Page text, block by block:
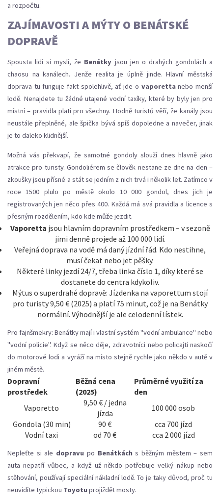
a rozpočtu.
ZAJÍMAVOSTI A MÝTY O BENÁTSKÉ
DOPRAVĚ
Spousta lidí si myslí, že Benátky jsou jen o drahých gondolách a
chaosu na kanálech. Jenže realita je úplně jinde. Hlavní městská
doprava tu funguje fakt spolehlivě, ať jde o vaporettanebo menší
lodě. Nenajdete tu žádné utajené vodní taxíky, které by byly jen pro
místní – pravidla platí pro všechny. Hodně turistů věří, že kanály jsou
neustále přeplněné, ale špička bývá spíš dopoledne a navečer, jinak
je to daleko klidnější.
Možná vás překvapí, že samotné gondoly slouží dnes hlavně jako
atrakce pro turisty. Gondoliérem se člověk nestane ze dne na den –
zkoušky jsou přísné a stát se jedním z nich trvá i několik let. Zatímco v
roce 1500 plulo po městě okolo 10 000 gondol, dnes jich je
registrovaných jen něco přes 400. Každá má svá pravidla a licence s
přesným rozdělením, kdo kde může jezdit.
Vaporetta jsou hlavním dopravním prostředkem – v sezoně
jimi denně projede až 100 000 lidí.
Veřejná doprava na vodě má daný jízdní řád. Kdo nestihne,
musí čekat nebo jet pěšky.
Některé linky jezdí 24/7, třeba linka číslo 1, díky které se
dostanete do centra kdykoliv.
Mýtus o superdrahé dopravě: Jízdenka na vaporettum stojí
pro turisty 9,50 € (2025) a platí 75 minut, což je na Benátky
normální. Výhodnější je ale celodenní lístek.
Pro fajnšmekry: Benátky mají i vlastní systém "vodní ambulance" nebo
"vodní policie". Když se něco děje, zdravotníci nebo policajti naskočí
do motorové lodi a vyráží na místo stejně rychle jako někdo v autě v
jiném městě.
Dopravní
prostředek
Běžná cena
(2025)
Průměrné využití za
den
Vaporetto
9,50 € / jedna
jízda
100 000 osob
Gondola (30 min)
90 €
cca 700 jízd
Vodní taxi
od 70 € cca 2 000 jízd
Nepleťte si ale dopravu po Benátkáchs běžným městem – sem
auta nepatří vůbec, a když už někdo potřebuje velký nákup nebo
stěhování, používají speciální nákladní lodě. To je taky důvod, proč tu
neuvidíte typickou Toyotuprojíždět mosty.